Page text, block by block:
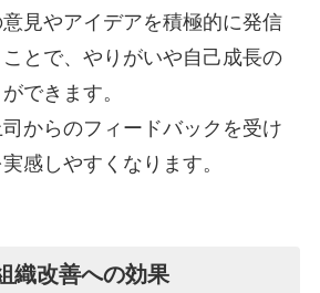
見やアイデアを積極的に発信
とで、やりがいや自己成長の
できます。
からのフィードバックを受け
感しやすくなります。
織改善への効果